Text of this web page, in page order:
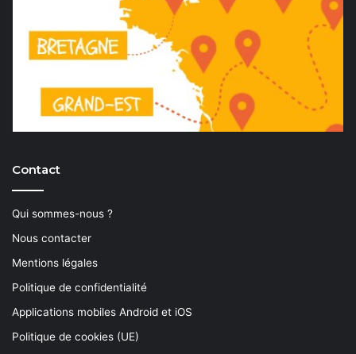
Contact
Qui sommes-nous ?
Nous contacter
Mentions légales
Politique de confidentialité
Applications mobiles Android et iOS
Politique de cookies (UE)